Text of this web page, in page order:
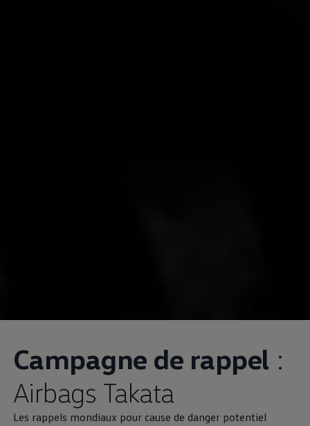
Campagne de rappel :
Airbags Takata
Les rappels mondiaux pour cause de danger potentiel